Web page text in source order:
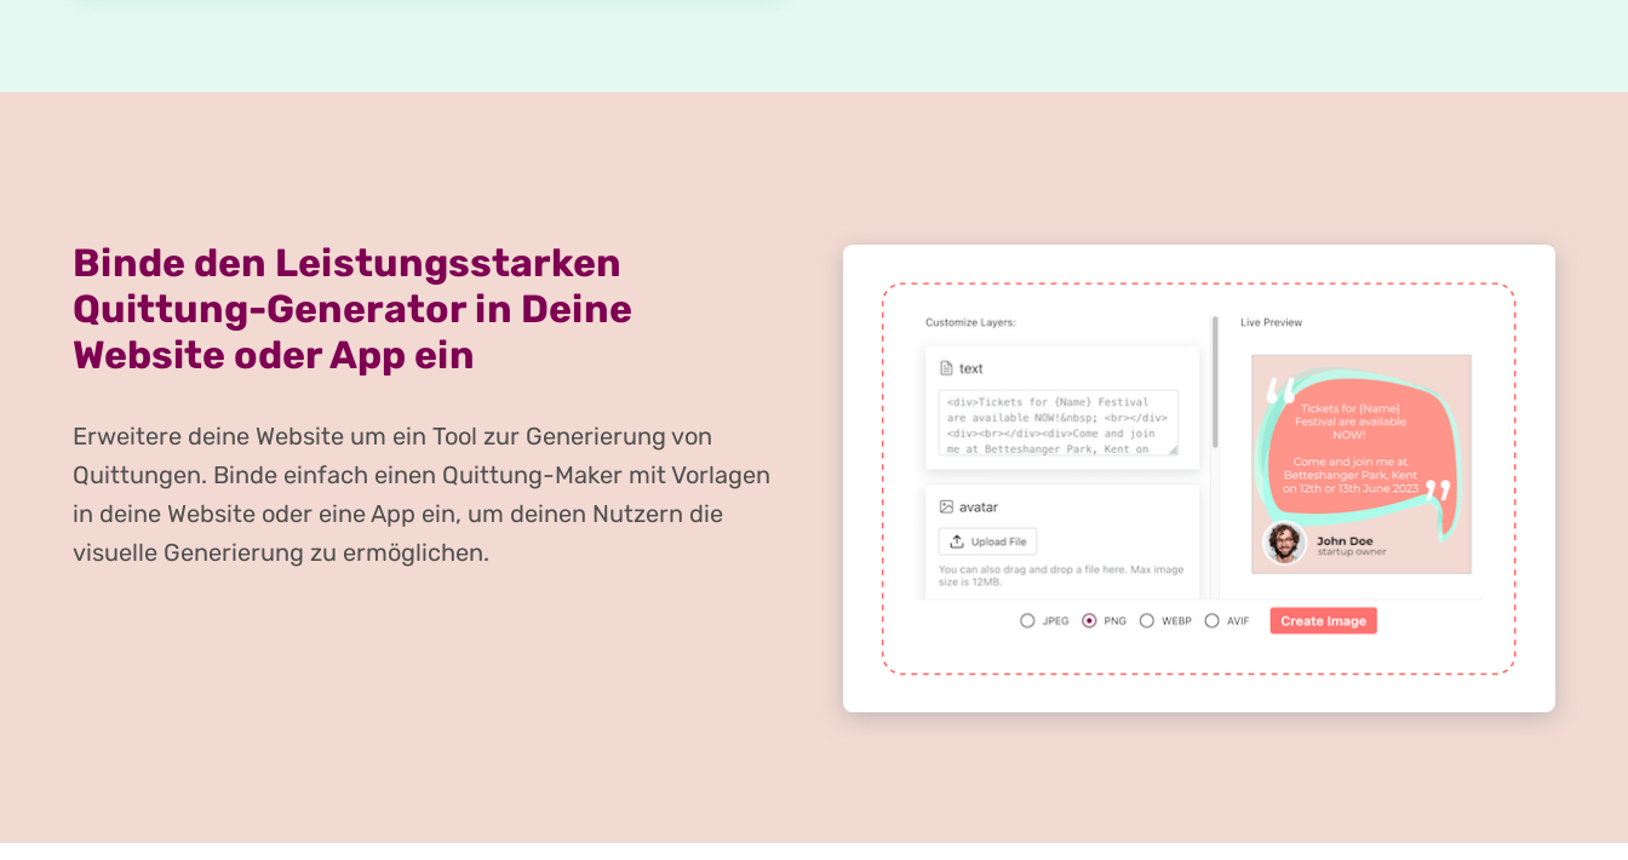
Binde den Leistungsstarken
Quittung-Generator in Deine
Website oder App ein
Erweitere deine Website um ein Tool zur Generierung von
Quittungen. Binde einfach einen Quittung-Maker mit Vorlagen
in deine Website oder eine App ein, um deinen Nutzern die
visuelle Generierung zu ermöglichen.